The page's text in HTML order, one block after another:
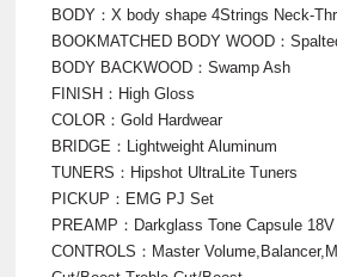
BODY：X body shape 4Strings Neck-
BOOKMATCHED BODY WOOD：
BODY BACKWOOD：Swamp Ash
FINISH：High Gloss
COLOR：Gold Hardwear
BRIDGE：Lightweight Aluminum
TUNERS：Hipshot UltraLite Tuners
PICKUP：EMG PJ Set
PREAMP：Darkglass Tone Capsule 18V
CONTROLS：Master